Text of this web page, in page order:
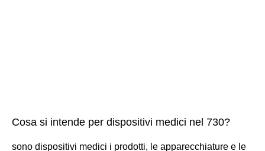
Cosa si intende per dispositivi medici nel 730?
sono dispositivi medici i prodotti, le apparecchiature e le